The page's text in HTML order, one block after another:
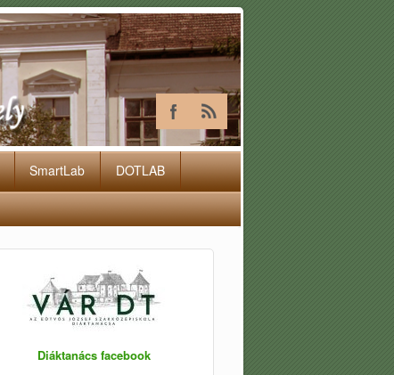
SmartLab DOTLAB
Diáktanács facebook